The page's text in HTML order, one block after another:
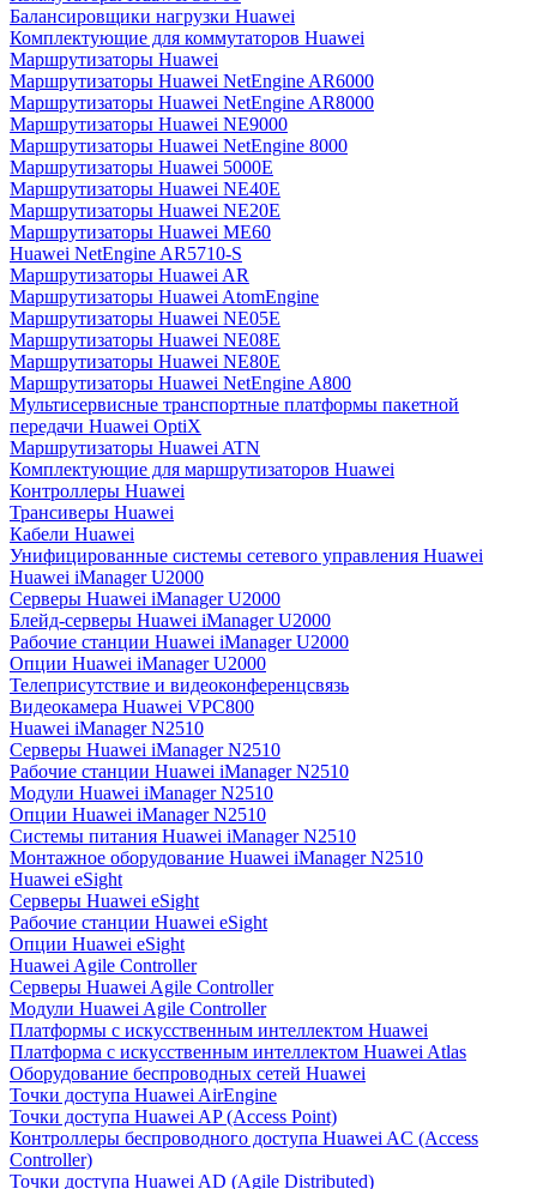
Балансировщики нагрузки Huawei
Комплектующие для коммутаторов Huawei
Маршрутизаторы Huawei
Маршрутизаторы Huawei NetEngine AR6000
Маршрутизаторы Huawei NetEngine AR8000
Маршрутизаторы Huawei NE9000
Маршрутизаторы Huawei NetEngine 8000
Маршрутизаторы Huawei 5000E
Маршрутизаторы Huawei NE40E
Маршрутизаторы Huawei NE20E
Маршрутизаторы Huawei ME60
Huawei NetEngine AR5710-S
Маршрутизаторы Huawei AR
Маршрутизаторы Huawei AtomEngine
Маршрутизаторы Huawei NE05E
Маршрутизаторы Huawei NE08E
Маршрутизаторы Huawei NE80E
Маршрутизаторы Huawei NetEngine A800
Мультисервисные транспортные платформы пакетной
передачи Huawei OptiX
Маршрутизаторы Huawei ATN
Комплектующие для маршрутизаторов Huawei
Контроллеры Huawei
Трансиверы Huawei
Кабели Huawei
Унифицированные системы сетевого управления Huawei
Huawei iManager U2000
Серверы Huawei iManager U2000
Блейд-серверы Huawei iManager U2000
Рабочие станции Huawei iManager U2000
Опции Huawei iManager U2000
Телеприсутствие и видеоконференцсвязь
Видеокамера Huawei VPC800
Huawei iManager N2510
Серверы Huawei iManager N2510
Рабочие станции Huawei iManager N2510
Модули Huawei iManager N2510
Опции Huawei iManager N2510
Системы питания Huawei iManager N2510
Монтажное оборудование Huawei iManager N2510
Huawei eSight
Серверы Huawei eSight
Рабочие станции Huawei eSight
Опции Huawei eSight
Huawei Agile Controller
Серверы Huawei Agile Controller
Модули Huawei Agile Controller
Платформы с искусственным интеллектом Huawei
Платформа с искусственным интеллектом Huawei Atlas
Оборудование беспроводных сетей Huawei
Точки доступа Huawei AirEngine
Точки доступа Huawei AP (Access Point)
Контроллеры беспроводного доступа Huawei AC (Access
Controller)
Точки доступа Huawei AD (Agile Distributed)